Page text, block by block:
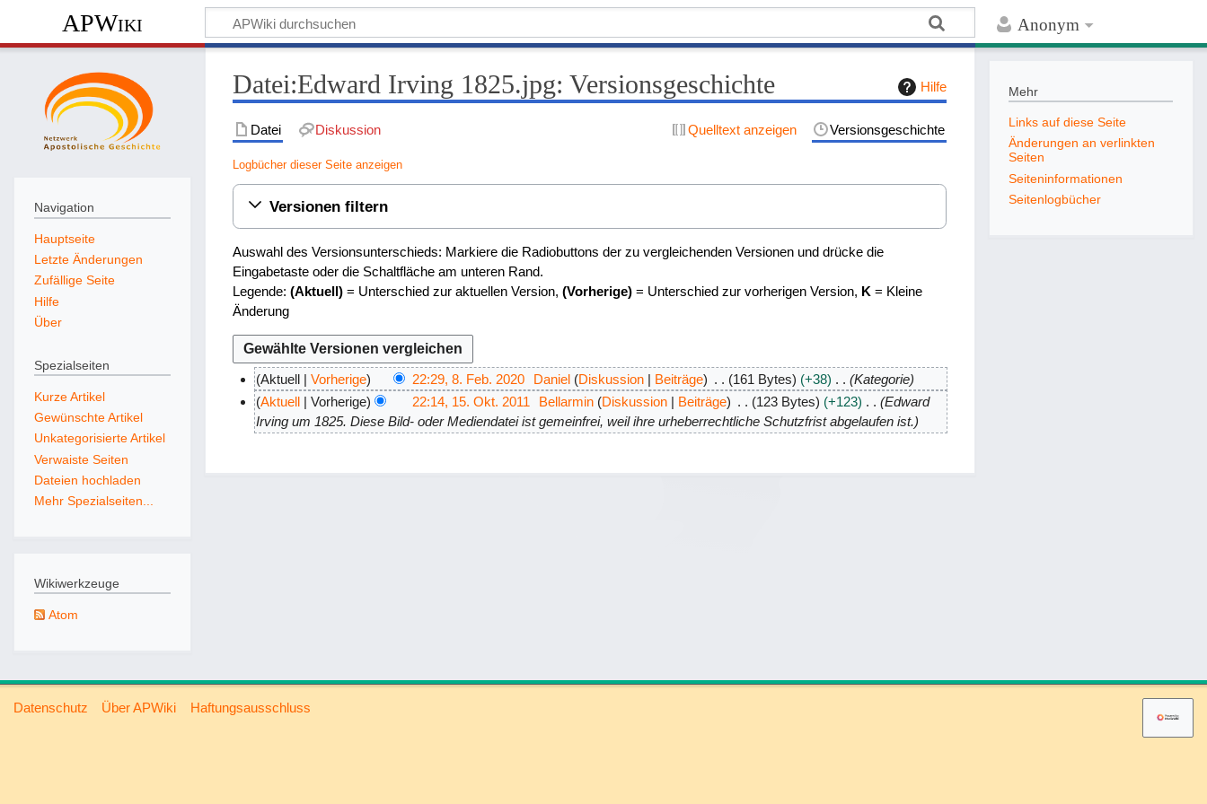
Anonym
APWiki
Hilfe
Datei:Edward Irving 1825.jpg: Versionsgeschichte
Datei Diskussion Quelltext anzeigen Versionsgeschichte
Logbücher dieser Seite anzeigen
Versionen filtern
Auswahl des Versionsunterschieds: Markiere die Radiobuttons der zu vergleichenden Versionen und drücke die
Eingabetaste oder die Schaltfläche am unteren Rand.
Legende:(Aktuell) = Unterschied zur aktuellen Version,(Vorherige) = Unterschied zur vorherigen Version, K = Kleine
Änderung
8
Aktuell Vorherige 22:29, 8. Feb. 2020 Daniel Diskussion Beiträge 161 Bytes +38 Kategorie
1
Aktuell Vorherige 22:14, 15. Okt. 2011 Bellarmin Diskussion Beiträge 123 Bytes +123
Edward
Irving um 1825. Diese Bild- oder Mediendatei ist gemeinfrei, weil ihre urheberrechtliche Schutzfrist abgelaufen ist.
Navigation
Hauptseite
Letzte Änderungen
Zufällige Seite
Hilfe
Über
Spezialseiten
Kurze Artikel
Gewünschte Artikel
Unkategorisierte Artikel
Verwaiste Seiten
Dateien hochladen
Mehr Spezialseiten...
Wikiwerkzeuge
Atom
Mehr
Links auf diese Seite
Änderungen an verlinkten
Seiten
Seiten­­informationen
Seitenlogbücher
Datenschutz Über APWiki Haftungsausschluss